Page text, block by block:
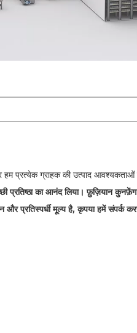
प्रत्येक ग्राहक की उत्पाद
प्रतिष्ठा का आनंद लिया।फ़ुज़ियान कुनफ़ेंग
और प्रतिस्पर्धी मूल्य है, कृपया हमें